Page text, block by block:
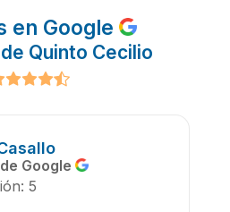
en Google
Quinto Cecilio
Google
5